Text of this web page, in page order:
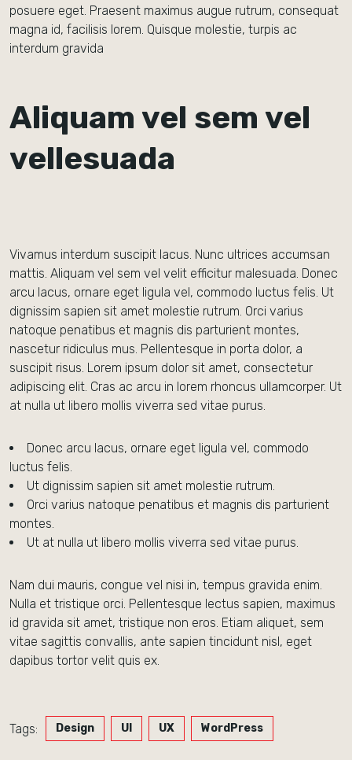
posuere eget. Praesent maximus augue rutrum, consequat
magna id, facilisis lorem. Quisque molestie, turpis ac
interdum gravida
Aliquam vel sem vel
vellesuada
Vivamus interdum suscipit lacus. Nunc ultrices accumsan
mattis. Aliquam vel sem vel velit efficitur malesuada. Donec
arcu lacus, ornare eget ligula vel, commodo luctus felis. Ut
dignissim sapien sit amet molestie rutrum. Orci varius
natoque penatibus et magnis dis parturient montes,
nascetur ridiculus mus. Pellentesque in porta dolor, a
suscipit risus. Lorem ipsum dolor sit amet, consectetur
adipiscing elit. Cras ac arcu in lorem rhoncus ullamcorper. Ut
at nulla ut libero mollis viverra sed vitae purus.
Donec arcu lacus, ornare eget ligula vel, commodo
luctus felis.
Ut dignissim sapien sit amet molestie rutrum.
Orci varius natoque penatibus et magnis dis parturient
montes.
Ut at nulla ut libero mollis viverra sed vitae purus.
Nam dui mauris, congue vel nisi in, tempus gravida enim.
Nulla et tristique orci. Pellentesque lectus sapien, maximus
id gravida sit amet, tristique non eros. Etiam aliquet, sem
vitae sagittis convallis, ante sapien tincidunt nisl, eget
dapibus tortor velit quis ex.
Tags: Design UI UX WordPress